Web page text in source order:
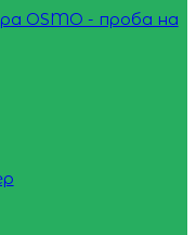
OSMO - проба на